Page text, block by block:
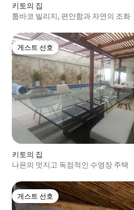
키토의 집
툼바코 빌리지, 편안함과 자연의 조화
게스트 선호
게스트 선호
키토의 집
나욘의 멋지고 독점적인 수영장 주택
게스트 선호
게스트 선호